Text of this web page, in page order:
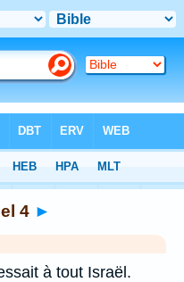
4 ►
à tout Israël.